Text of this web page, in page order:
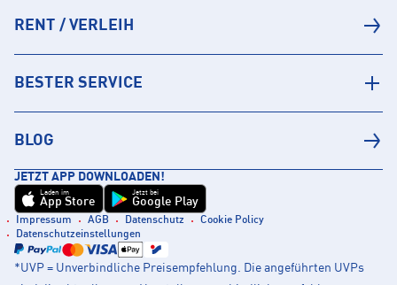
RENT / VERLEIH
BESTER SERVICE
BLOG
JETZT APP DOWNLOADEN!
Laden im
App Store
Jetzt bei
Google Play
Impressum AGB Datenschutz
Cookie Policy
Datenschutzeinstellungen
*UVP = Unverbindliche Preisempfehlung. Die angeführten UVPs